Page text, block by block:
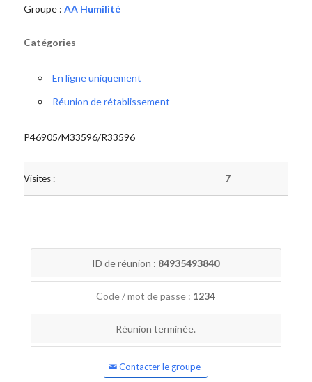
Groupe : AA Humilité
Catégories
En ligne uniquement
Réunion de rétablissement
P46905/M33596/R33596
Visites : 7
ID de réunion : 84935493840
Code / mot de passe : 1234
Réunion terminée.
Contacter le groupe